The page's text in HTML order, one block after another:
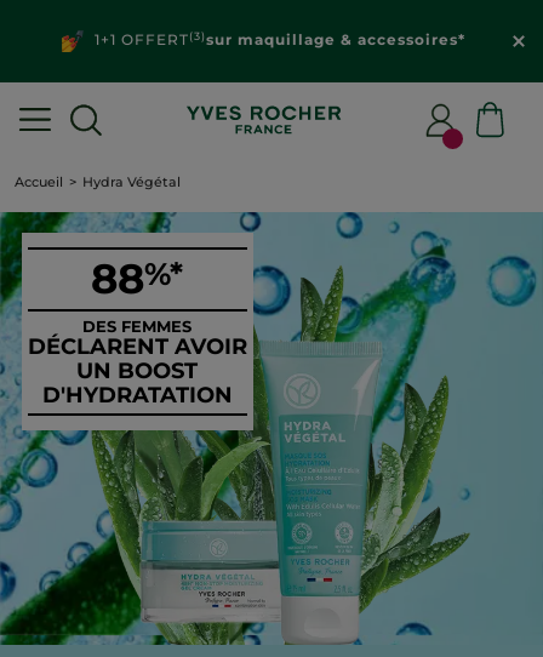
1+1 OFFERT(3)sur maquillage & accessoires*
Accueil Hydra Végétal
88%*
DES FEMMES
DÉCLARENT AVOIR
UN BOOST
D'HYDRATATION